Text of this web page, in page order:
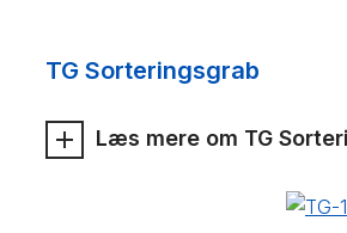
TG Sorteringsgrab
Læs mere om TG